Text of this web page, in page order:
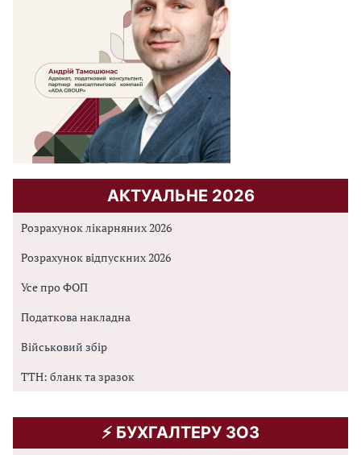
АКТУАЛЬНЕ 2026
Розрахунок лікарняних 2026
Розрахунок відпускних 2026
Усе про ФОП
Податкова накладна
Військовий збір
ТТН: бланк та зразок
⚡️ БУХГАЛТЕРУ ЗОЗ